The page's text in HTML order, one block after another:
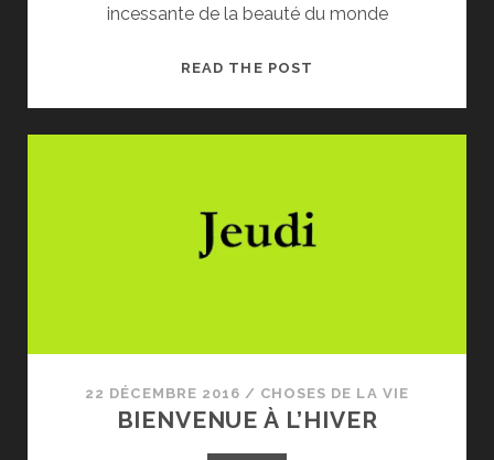
incessante de la beauté du monde
READ THE POST
22 DÉCEMBRE 2016 / CHOSES DE LA VIE
BIENVENUE À L’HIVER